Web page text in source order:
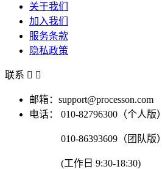
关于我们
加入我们
服务条款
隐私政策
联系  
邮箱：support@processon.com
电话：
010-82796300（个人版）
010-86393609（团队版）
(工作日 9:30-18:30)